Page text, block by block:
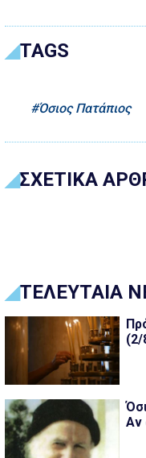
TAGS
Όσιος Πατάπιος
ΣΧΕΤΙΚΑ
ΤΕΛΕΥΤΑΙΑ
(2/
Αν